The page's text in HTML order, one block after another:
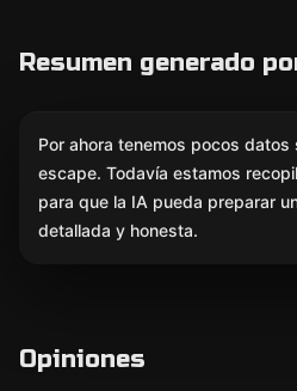
Resumen generado
Por ahora tenemos pocos datos
escape. Todavía estamos
para que la IA pueda preparar
detallada y honesta.
Opiniones